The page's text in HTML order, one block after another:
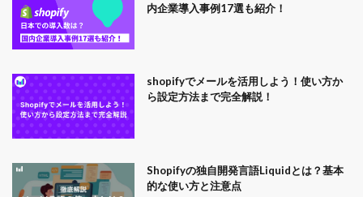
内企業導入事例17選も紹介！
shopifyでメールを活用しよう！使い方か
ら設定方法まで完全解説！
Shopifyの独自開発言語Liquidとは？基本
的な使い方と注意点